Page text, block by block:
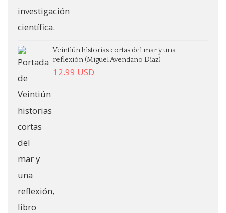
Veintiún historias cortas del mar y una
reflexión (Miguel Avendaño Díaz)
12.99 USD